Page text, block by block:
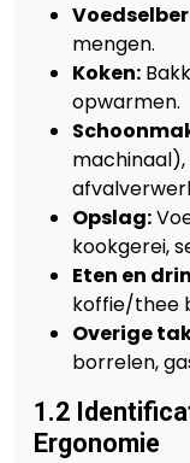
mengen.
Koken:
opwarmen.
Opslag:
kookgerei,
Eten en
koffie/thee
Overige
borrelen,
1.2
Ergonomie